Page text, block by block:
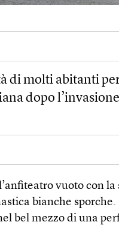
di molti abitanti
dopo l’invasione
vuoto con la
bianche sporche.
bel mezzo di una